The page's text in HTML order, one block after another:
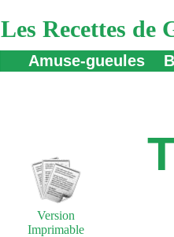
Les Recettes de
Amuse-gueules
Version
Imprimable